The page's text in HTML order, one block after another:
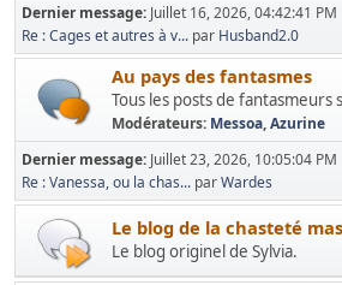
Dernier message: Juillet 16, 2026, 04:42:41 PM
Re : Cages et autres à v... par Husband2.0
Au pays des fantasmes
Tous les posts de fantasmeurs
Modérateurs: Messoa,Azurine
Dernier message: Juillet 23, 2026, 10:05:04 PM
Re : Vanessa, ou la chas... parWardes
Le blog de la chasteté
Le blog originel de Sylvia.